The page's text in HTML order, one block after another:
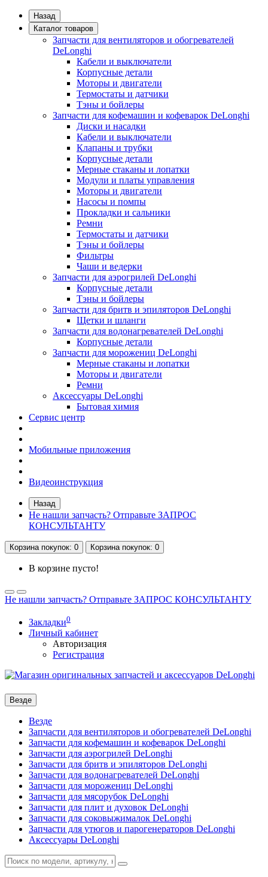
Назад
Каталог товаров
Запчасти для вентиляторов и обогревателей
DeLonghi
Кабели и выключатели
Корпусные детали
Моторы и двигатели
Термостаты и датчики
Тэны и бойлеры
Запчасти для кофемашин и кофеварок DeLonghi
Диски и насадки
Кабели и выключатели
Клапаны и трубки
Корпусные детали
Мерные стаканы и лопатки
Модули и платы управления
Моторы и двигатели
Насосы и помпы
Прокладки и сальники
Ремни
Термостаты и датчики
Тэны и бойлеры
Фильтры
Чаши и ведерки
Запчасти для аэрогрилей DeLonghi
Корпусные детали
Тэны и бойлеры
Запчасти для бритв и эпиляторов DeLonghi
Щетки и шланги
Запчасти для водонагревателей DeLonghi
Корпусные детали
Запчасти для морожениц DeLonghi
Мерные стаканы и лопатки
Моторы и двигатели
Ремни
Аксессуары DeLonghi
Бытовая химия
Сервис центр
Мобильные приложения
Видеоинструкция
Назад
Не нашли запчасть? Отправьте ЗАПРОС
КОНСУЛЬТАНТУ
Корзинапокупок: 0 Корзинапокупок: 0
В корзине пусто!
Не нашли запчасть? Отправьте ЗАПРОС КОНСУЛЬТАНТУ
Закладки0
Личный кабинет
Авторизация
Регистрация
Везде
Везде
Запчасти для вентиляторов и обогревателей DeLonghi
Запчасти для кофемашин и кофеварок DeLonghi
Запчасти для аэрогрилей DeLonghi
Запчасти для бритв и эпиляторов DeLonghi
Запчасти для водонагревателей DeLonghi
Запчасти для морожениц DeLonghi
Запчасти для мясорубок DeLonghi
Запчасти для плит и духовок DeLonghi
Запчасти для соковыжималок DeLonghi
Запчасти для утюгов и парогенераторов DeLonghi
Аксессуары DeLonghi